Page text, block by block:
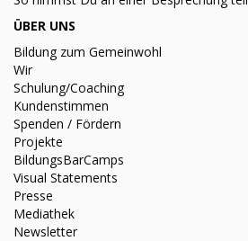
ÜBER UNS
Bildung zum Gemeinwohl
Wir
Schulung/Coaching
Kundenstimmen
Spenden / Fördern
Projekte
BildungsBarCamps
Visual Statements
Presse
Mediathek
Newsletter